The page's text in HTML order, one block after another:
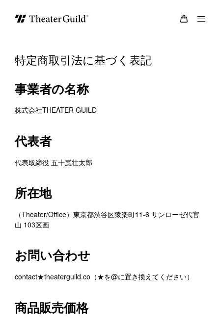
特定商取引法に基づく表記
事業者の名称
株式会社THEATER GUILD
代表者
代表取締役 五十嵐壮太郎
所在地
（Theater/Office）東京都渋谷区猿楽町11-6 サンローゼ代官
山 103区画
お問い合わせ
contact★theaterguild.co（★を@に置き換えてください）
商品販売価格